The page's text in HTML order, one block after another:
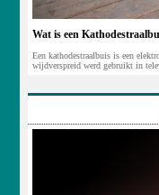
Wat is een
Een kathodestraalbuis is een
wijdverspreid werd gebruikt in